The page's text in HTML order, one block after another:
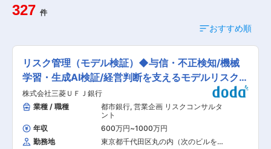
327 件
おすすめ順
リスク管理（モデル検証）◆与信・不正検知/機械
学習・生成AI検証/経営判断を支えるモデルリスク管
理◆
株式会社三菱ＵＦＪ銀行
業種 / 職種
都市銀行, 営業企画 リスクコンサルタ
ント
年収
600万円~1000万円
勤務地
東京都千代田区丸の内（次のビルを除